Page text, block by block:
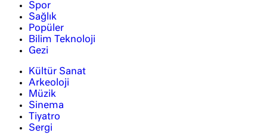
Spor
Sağlık
Popüler
Bilim Teknoloji
Gezi
Kültür Sanat
Arkeoloji
Müzik
Sinema
Tiyatro
Sergi